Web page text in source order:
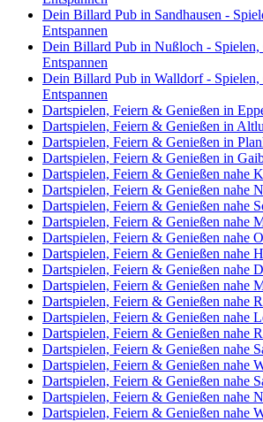
Dein Billard Pub in Sandhausen -
Entspannen
Dein Billard Pub in Nußloch - Spielen,
Entspannen
Dein Billard Pub in Walldorf - Spielen,
Entspannen
Dartspielen, Feiern & Genießen in
Dartspielen, Feiern & Genießen in
Dartspielen, Feiern & Genießen in
Dartspielen, Feiern & Genießen in
Dartspielen, Feiern & Genießen nahe
Dartspielen, Feiern & Genießen nahe
Dartspielen, Feiern & Genießen nahe
Dartspielen, Feiern & Genießen nahe
Dartspielen, Feiern & Genießen nahe
Dartspielen, Feiern & Genießen nahe
Dartspielen, Feiern & Genießen nahe
Dartspielen, Feiern & Genießen nahe
Dartspielen, Feiern & Genießen nahe
Dartspielen, Feiern & Genießen nahe
Dartspielen, Feiern & Genießen nahe
Dartspielen, Feiern & Genießen nahe
Dartspielen, Feiern & Genießen nahe
Dartspielen, Feiern & Genießen nahe
Dartspielen, Feiern & Genießen nahe
Dartspielen, Feiern & Genießen nahe